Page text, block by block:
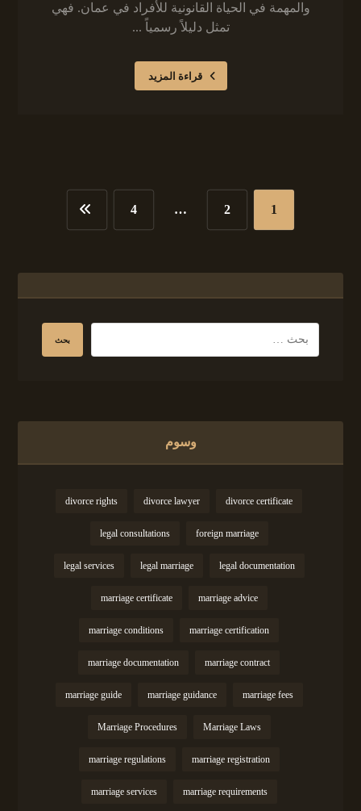
والمهمة في الحياة القانونية للأفراد في عمان. فهي
تمثل دليلاً رسمياً ...
قراءة المزيد
1
2
…
4
وسوم
divorce certificate
divorce lawyer
divorce rights
foreign marriage
legal consultations
legal documentation
legal marriage
legal services
marriage advice
marriage certificate
marriage certification
marriage conditions
marriage contract
marriage documentation
marriage fees
marriage guidance
marriage guide
Marriage Laws
Marriage Procedures
marriage registration
marriage regulations
marriage requirements
marriage services